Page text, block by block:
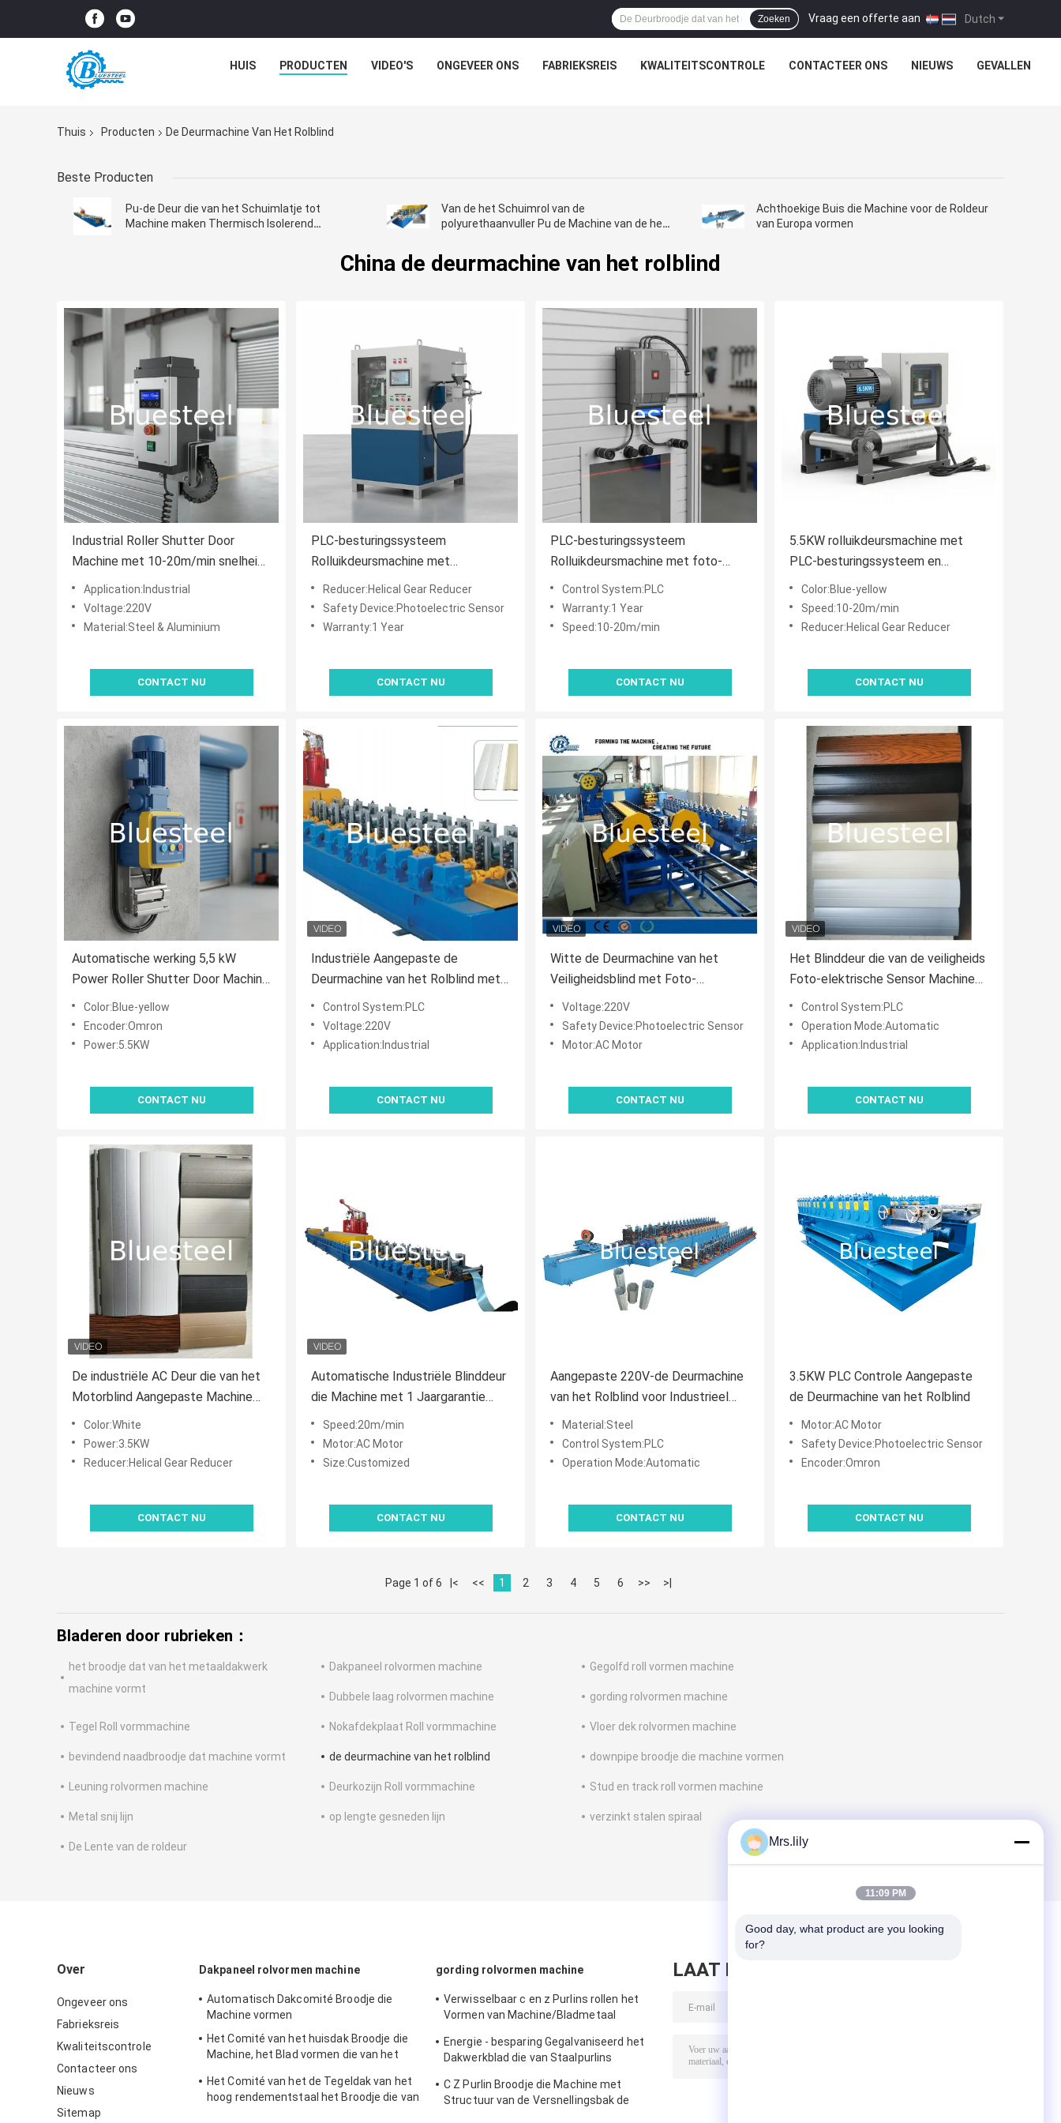
Dutch
Vraag een offerte aan |
Zoeken
HUIS PRODUCTEN VIDEO'S ONGEVEER ONS FABRIEKSREIS KWALITEITSCONTROLE CONTACTEER ONS NIEUWS GEVALLEN
Thuis Producten De Deurmachine Van Het Rolblind
Beste Producten
Pu-de Deur die van het Schuimlatje tot
Machine maken Thermisch Isolerend
Van de het Schuimrol van de
polyurethaanvuller Pu de Machine van de het
Achthoekige Buis die Machine voor de Roldeur
van Europa vormen
China de deurmachine van het rolblind
Industrial Roller Shutter Door
Machine met 10-20m/min snelheid,
Helical Gear Reducer en Omron
Encoder voor nauwkeurige controle
Application:Industrial
Voltage:220V
Material:Steel & Aluminium
CONTACT NU
PLC-besturingssysteem
Rolluikdeursmachine met
automatische werking en hogedruk
PU-inspuitingstechnologie
Reducer:Helical Gear Reducer
Safety Device:Photoelectric Sensor
Warranty:1 Year
CONTACT NU
PLC-besturingssysteem
Rolluikdeursmachine met foto-
elektrische
sensorveiligheidsinrichting en
snelheid 10-20m/min
Control System:PLC
Warranty:1 Year
Speed:10-20m/min
CONTACT NU
5.5KW rolluikdeursmachine met
PLC-besturingssysteem en
spiraalvormige versnellingsreducer
voor industriële toepassingen
Color:Blue-yellow
Speed:10-20m/min
Reducer:Helical Gear Reducer
CONTACT NU
Automatische werking 5,5 kW
Power Roller Shutter Door Machine
met PLC besturingssysteem voor
industriële toepassingen
Color:Blue-yellow
Encoder:Omron
Power:5.5KW
CONTACT NU
Industriële Aangepaste de
Deurmachine van het Rolblind met
Snelheid van 20m/min
Control System:PLC
Voltage:220V
Application:Industrial
CONTACT NU
Witte de Deurmachine van het
Veiligheidsblind met Foto-
elektrische Sensorgarantie van één
jaar
Voltage:220V
Safety Device:Photoelectric Sensor
Motor:AC Motor
CONTACT NU
Het Blinddeur die van de veiligheids
Foto-elektrische Sensor Machine
Aangepaste Grootte vormen
Control System:PLC
Operation Mode:Automatic
Application:Industrial
CONTACT NU
De industriële AC Deur die van het
Motorblind Aangepaste Machine
vormen
Color:White
Power:3.5KW
Reducer:Helical Gear Reducer
CONTACT NU
Automatische Industriële Blinddeur
die Machine met 1 Jaargarantie
vormen
Speed:20m/min
Motor:AC Motor
Size:Customized
CONTACT NU
Aangepaste 220V-de Deurmachine
van het Rolblind voor Industrieel
Gebruik
Material:Steel
Control System:PLC
Operation Mode:Automatic
CONTACT NU
3.5KW PLC Controle Aangepaste
de Deurmachine van het Rolblind
Motor:AC Motor
Safety Device:Photoelectric Sensor
Encoder:Omron
CONTACT NU
Page 1 of 6 |< << 1 2 3 4 5 6 >> >|
Bladeren door rubrieken：
het broodje dat van het metaaldakwerk
machine vormt
Dakpaneel rolvormen machine Gegolfd roll vormen machine
Dubbele laag rolvormen machine gording rolvormen machine
Tegel Roll vormmachine Nokafdekplaat Roll vormmachine Vloer dek rolvormen machine
bevindend naadbroodje dat machine vormt de deurmachine van het rolblind downpipe broodje die machine vormen
Leuning rolvormen machine Deurkozijn Roll vormmachine Stud en track roll vormen machine
Metal snij lijn op lengte gesneden lijn verzinkt stalen spiraal
De Lente van de roldeur
Over
Ongeveer ons
Fabrieksreis
Kwaliteitscontrole
Contacteer ons
Nieuws
Sitemap
Dakpaneel rolvormen machine
Automatisch Dakcomité Broodje die
Machine vormen
Het Comité van het huisdak Broodje die
Machine, het Blad vormen die van het
Het Comité van het de Tegeldak van het
hoog rendementstaal het Broodje die van
gording rolvormen machine
Verwisselbaar c en z Purlins rollen het
Vormen van Machine/Bladmetaal
Energie - besparing Gegalvaniseerd het
Dakwerkblad die van Staalpurlins
C Z Purlin Broodje die Machine met
Structuur van de Versnellingsbak de
LAAT BERICHT ACHTER
Mrs.lily
11:09 PM
Good day, what product are you looking
for?